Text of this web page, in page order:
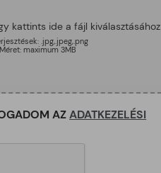
kattints ide a fájl kiválasztásához
.jpg,.jpeg,.png
Méret: maximum 3MB
AZADATKEZELÉSI